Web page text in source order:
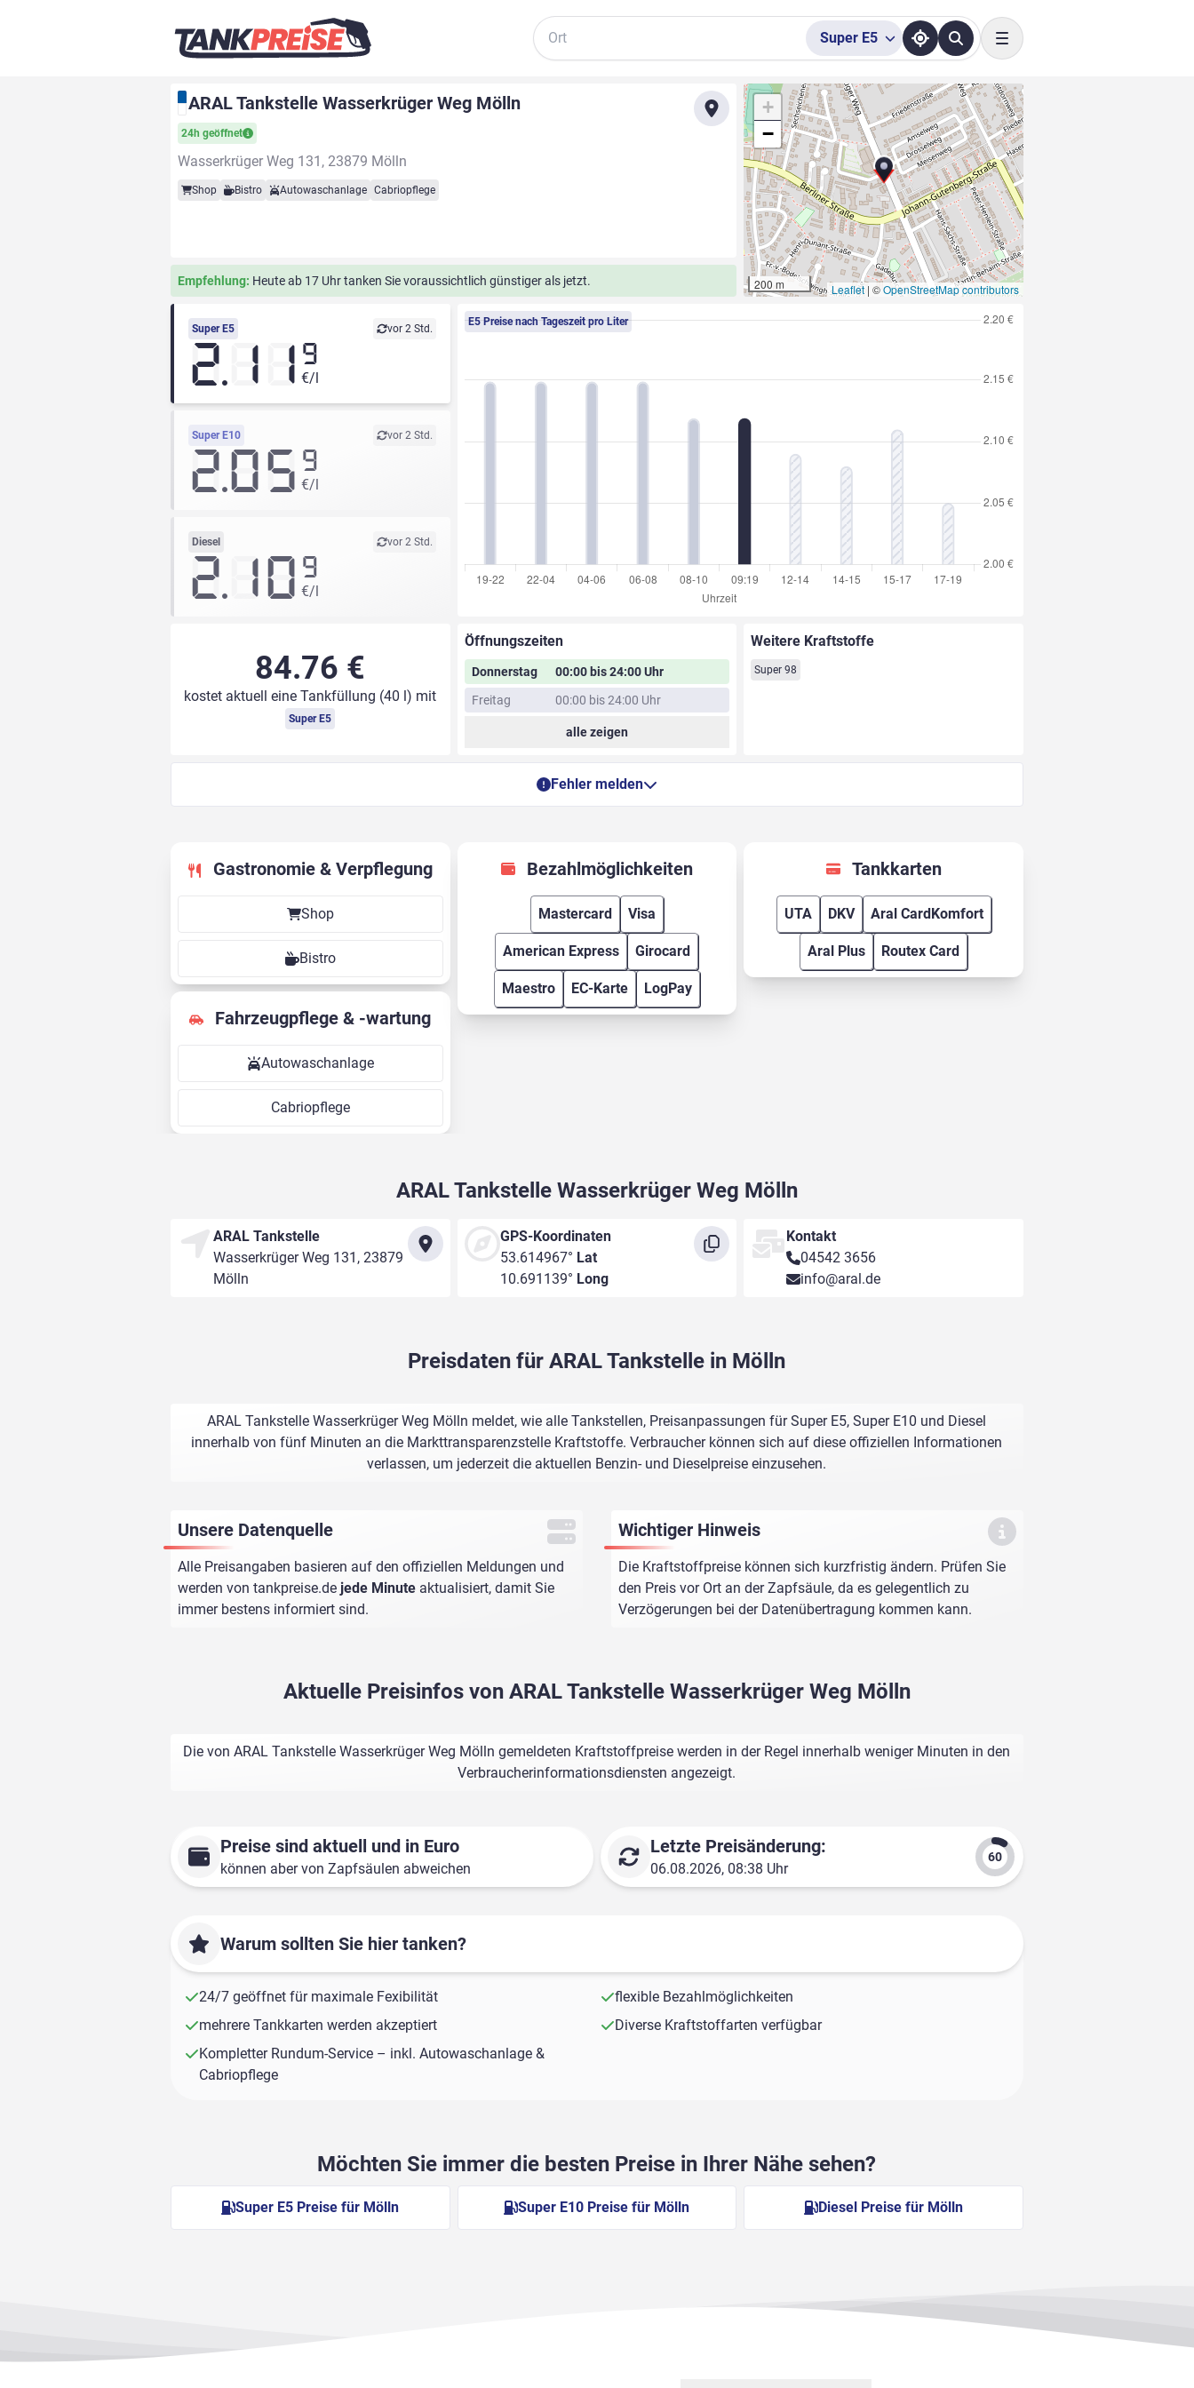
Suche
Super E5
Toggle navigation
ARAL Tankstelle Wasserkrüger Weg Mölln
24h geöffnet
Wasserkrüger Weg 131, 23879 Mölln
Shop Bistro Autowaschanlage Cabriopflege
Empfehlung: Heute ab 17 Uhr tanken Sie voraussichtlich günstiger als jetzt.
+
−
200 m Leaflet | ©OpenStreetMap contributors
Super E5 vor 2 Std.
2.11 9
€/l
Super E10 vor 2 Std.
2.05 9
€/l
Diesel vor 2 Std.
2.10 9
€/l
E5 Preise nach Tageszeit pro Liter
84.76 €
kostet aktuell eine Tankfüllung (40 l) mit
Super E5
Öffnungszeiten
Donnerstag
00:00 bis 24:00 Uhr
Freitag
00:00 bis 24:00 Uhr
alle zeigen
Weitere Kraftstoffe
Super 98
Fehler melden
Gastronomie & Verpflegung
Shop
Bistro
Fahrzeugpflege & -wartung
Autowaschanlage
Cabriopflege
Bezahlmöglichkeiten
Mastercard Visa
American Express Girocard
Maestro EC-Karte LogPay
Tankkarten
UTA DKV Aral CardKomfort
Aral Plus Routex Card
ARAL Tankstelle Wasserkrüger Weg Mölln
ARAL Tankstelle
Wasserkrüger Weg 131, 23879
Mölln
GPS-Koordinaten
53.614967° Lat
10.691139° Long
Kontakt
04542 3656
info@aral.de
Preisdaten für ARAL Tankstelle in Mölln
ARAL Tankstelle Wasserkrüger Weg Mölln meldet, wie alle Tankstellen, Preisanpassungen für Super E5, Super E10 und Diesel
innerhalb von fünf Minuten an die Markttransparenzstelle Kraftstoffe. Verbraucher können sich auf diese offiziellen Informationen
verlassen, um jederzeit die aktuellen Benzin- und Dieselpreise einzusehen.
Unsere Datenquelle
Alle Preisangaben basieren auf den offiziellen Meldungen und
werden von tankpreise.de jede Minute aktualisiert, damit Sie
immer bestens informiert sind.
Wichtiger Hinweis
Die Kraftstoffpreise können sich kurzfristig ändern. Prüfen Sie
den Preis vor Ort an der Zapfsäule, da es gelegentlich zu
Verzögerungen bei der Datenübertragung kommen kann.
Aktuelle Preisinfos von ARAL Tankstelle Wasserkrüger Weg Mölln
Die von ARAL Tankstelle Wasserkrüger Weg Mölln gemeldeten Kraftstoffpreise werden in der Regel innerhalb weniger Minuten in den
Verbraucherinformationsdiensten angezeigt.
Preise sind aktuell und in Euro
können aber von Zapfsäulen abweichen
Letzte Preisänderung:
06.08.2026, 08:38 Uhr
Warum sollten Sie hier tanken?
24/7 geöffnet für maximale Fexibilität
flexible Bezahlmöglichkeiten
mehrere Tankkarten werden akzeptiert
Diverse Kraftstoffarten verfügbar
Kompletter Rundum-Service – inkl. Autowaschanlage &
Cabriopflege
Möchten Sie immer die besten Preise in Ihrer Nähe sehen?
Super E5 Preise für Mölln Super E10 Preise für Mölln Diesel Preise für Mölln